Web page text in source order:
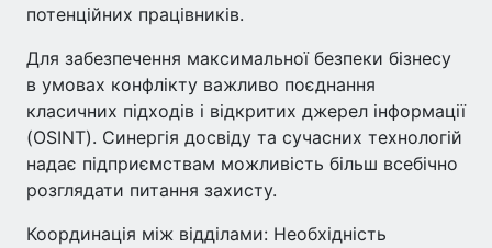
потенційних працівників.
Для забезпечення максимальної безпеки бізнесу
в умовах конфлікту важливо поєднання
класичних підходів і відкритих джерел інформації
(OSINT). Синергія досвіду та сучасних технологій
надає підприємствам можливість більш всебічно
розглядати питання захисту.
Координація між відділами: Необхідність